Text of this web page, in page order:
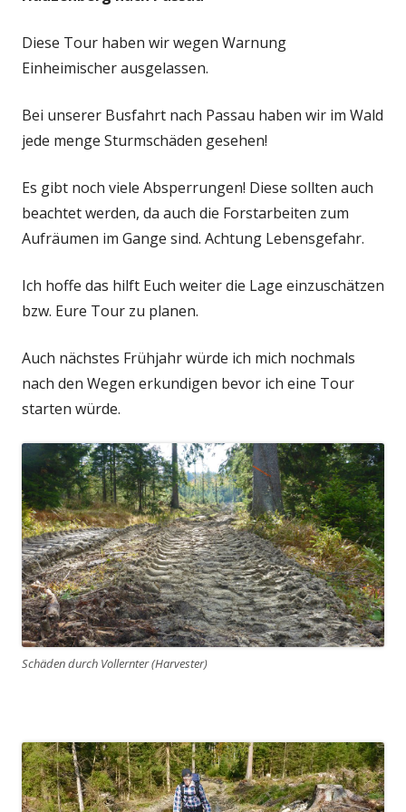
Diese Tour haben wir wegen Warnung
Einheimischer ausgelassen.
Bei unserer Busfahrt nach Passau haben wir im Wald
jede menge Sturmschäden gesehen!
Es gibt noch viele Absperrungen! Diese sollten auch
beachtet werden, da auch die Forstarbeiten zum
Aufräumen im Gange sind. Achtung Lebensgefahr.
Ich hoffe das hilft Euch weiter die Lage einzuschätzen
bzw. Eure Tour zu planen.
Auch nächstes Frühjahr würde ich mich nochmals
nach den Wegen erkundigen bevor ich eine Tour
starten würde.
Schäden durch Vollernter (Harvester)